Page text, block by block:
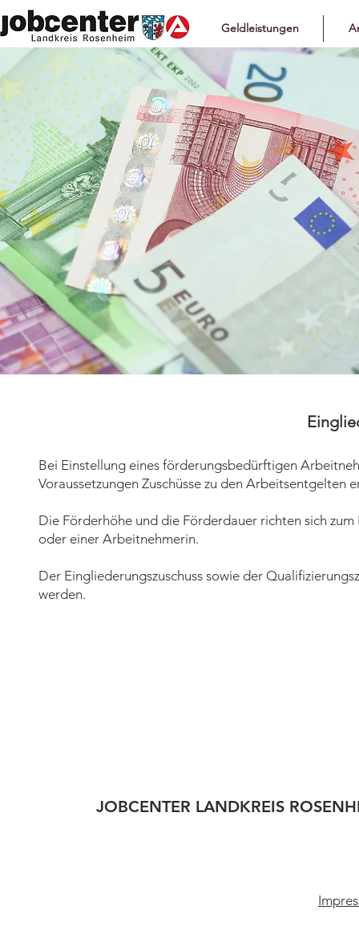
Geldleistungen
Bei Einstellung eines förderungsbedürftigen
Voraussetzungen Zuschüsse zu den Arbeitsentgelten
Die Förderhöhe und die Förderdauer richten sich
oder einer Arbeitnehmerin.
Der Eingliederungszuschuss sowie der
werden.
JOBCENTER LANDKREIS